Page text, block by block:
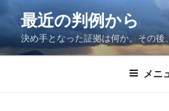
コ
テ
ン
最近の判例から
決め手となった証拠は何か。その後
メニ